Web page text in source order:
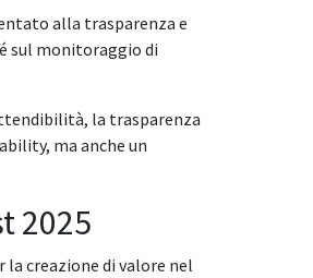
alla trasparenza e
sul monitoraggio di
la trasparenza
ma anche un
2025
creazione di valore nel